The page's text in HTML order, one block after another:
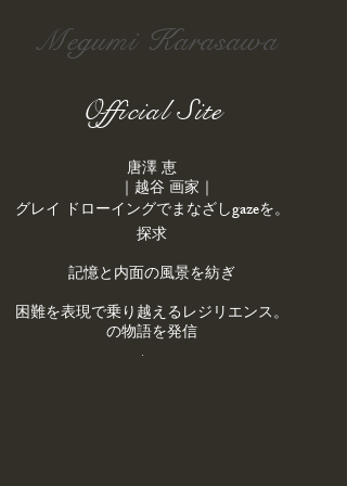
Megumi Karasawa
Official Site
唐澤 恵
｜越谷 画家｜
。​グレイ ドローイングでまなざし
gazeを
探求
記憶と内面の風景を紡ぎ
。困難を表現で乗り越えるレジリエンス
の物語を発信
.